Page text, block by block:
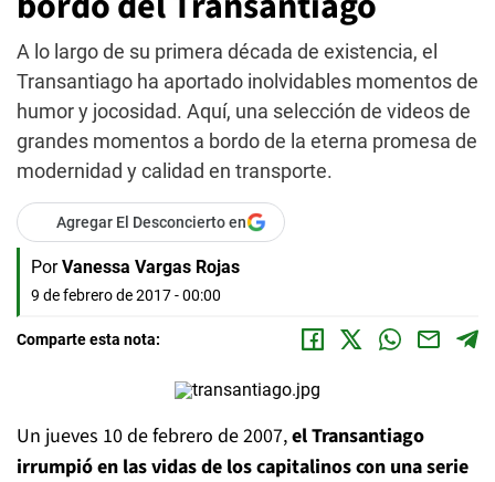
A lo largo de su primera década de existencia, el
Transantiago ha aportado inolvidables momentos de
humor y jocosidad. Aquí, una selección de videos de
grandes momentos a bordo de la eterna promesa de
modernidad y calidad en transporte.
Agregar El Desconcierto en
Por Vanessa Vargas Rojas
9 de febrero de 2017 - 00:00
Comparte esta nota:
Un jueves 10 de febrero de 2007,el Transantiago
irrumpió en las vidas de los capitalinos con una serie